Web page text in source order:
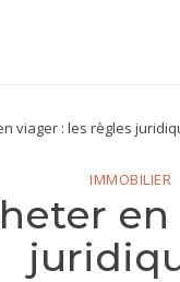
viager : les règles
IMMOBILIER